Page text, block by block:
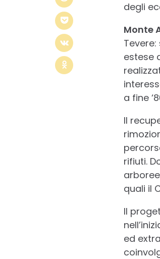
degli
Monte
estese
a fine
Il
rifiuti.
quali il
Il
ed